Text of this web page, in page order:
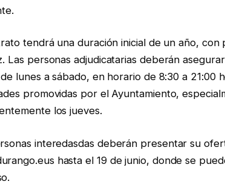
tendrá una duración inicial de un año,
Las personas adjudicatarias deberán
lunes a sábado, en horario de 8:30 a 21:00
promovidas por el Ayuntamiento,
los jueves.
interedasdas deberán presentar su
hasta el 19 de junio, donde se